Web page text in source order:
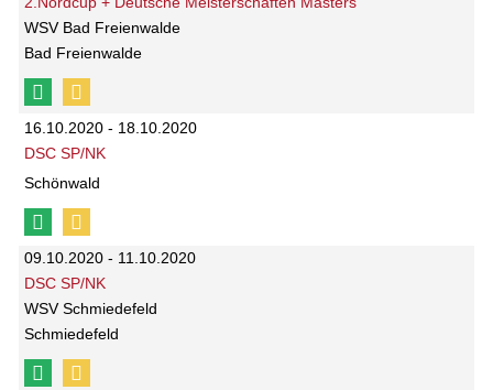
WSV Bad Freienwalde
Bad Freienwalde
16.10.2020 - 18.10.2020
DSC SP/NK
Schönwald
09.10.2020 - 11.10.2020
DSC SP/NK
WSV Schmiedefeld
Schmiedefeld